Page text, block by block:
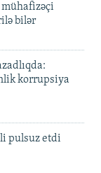
bilər
korrupsiya
pulsuz etdi